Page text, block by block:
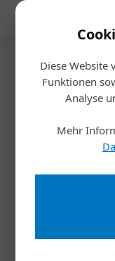
Diese Website
Funktionen
Analyse
Mehr
Die
Respektlosigkeit